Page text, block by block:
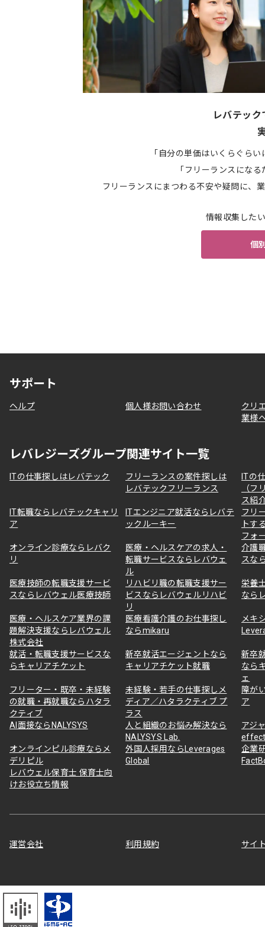
レバテッ
「自分の単価はいくらぐら
「フリーランスにな
フリーランスにまつわる不安や疑問に、
情報収集した
個
サポート
ヘルプ 個人様お問い合わせ
クリ
業様
レバレジーズグループ関連サイト一覧
ITの仕事探しはレバテック
フリーランスの案件探しは
レバテックフリーランス
ITの
（フ
ス紹
IT転職ならレバテックキャリ
ア
ITエンジニア就活ならレバテ
ックルーキー
フリ
トす
フォ
オンライン診療ならレバク
リ
医療・ヘルスケアの求人・
転職サービスならレバウェ
ル
介護
スな
医療技師の転職支援サービ
スならレバウェル医療技師
リハビリ職の転職支援サー
ビスならレバウェルリハビ
リ
栄養
なら
医療・ヘルスケア業界の課
題解決支援ならレバウェル
株式会社
医療看護介護のお仕事探し
ならmikaru
メキ
就活・転職支援サービスな
らキャリアチケット
新卒就活エージェントなら
キャリアチケット就職
新卒
なら
ェ
フリーター・既卒・未経験
の就職・再就職ならハタラ
クティブ
未経験・若手の仕事探しメ
ディア／ハタラクティブ プ
ラス
障が
ア
AI面接ならNALYSYS
人と組織のお悩み解決なら
NALYSYS Lab.
アジ
オンラインピル診療ならメ
デリピル
外国人採用ならLeverages
Global
企業
レバウェル保育士 保育士向
けお役立ち情報
運営会社 利用規約 サイ